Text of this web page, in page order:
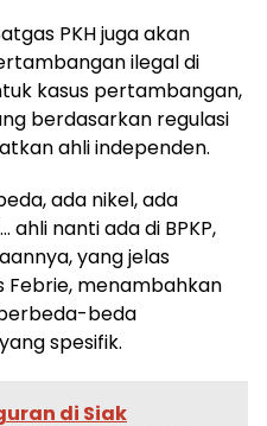
PKH juga akan
ilegal di
kasus pertambangan,
berdasarkan regulasi
ahli independen.
ada nikel, ada
nanti ada di BPKP,
yang jelas
Febrie, menambahkan
beda
spesifik.
di Siak